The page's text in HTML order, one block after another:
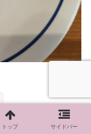
トップ サイドバー